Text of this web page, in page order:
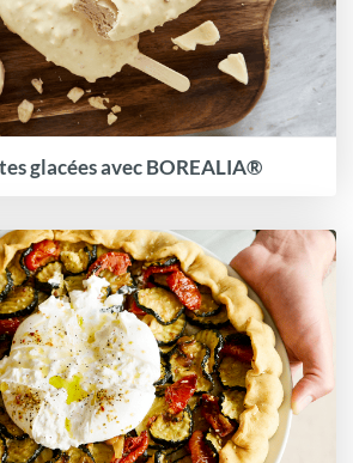
glacées avec BOREALIA®